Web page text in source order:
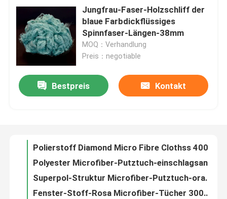
Startseite
Produkte
Über uns
Qualitätskontrolle
Kontakt
Jungfrau-Faser-Holzschliff der
blaue Farbdickflüssiges
Spinnfaser-Längen-38mm
MOQ：Verhandlung
Preis：negotiable
Bestpreis Kontakt
Blaues Microfiber-Reinigungs-Tücher Superpol-Struktur-Auto-Putztuch
Superpol-Struktur Microfiber-Putztuch-orange Küchen-Reiniger-Stoff
Fenster-Stoff-Rosa Microfiber-Tücher 300gsm Microfiber für Badezimmer-Reinigung